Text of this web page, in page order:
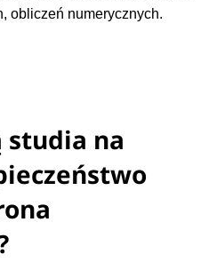
obliczeń numerycznych.​
studia na